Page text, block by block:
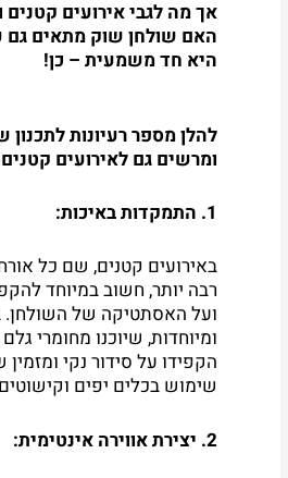
אך מה לגבי אירועים קטנים
האם שולחן שוק מתאים גם
היא חד משמעית – כן!
להלן מספר רעיונות
ומרשים גם לאירועים
1. התמקדות באיכות:
באירועים קטנים, שם כל
רבה יותר, חשוב במיוחד
ועל האסתטיקה של השולחן.
ומיוחדות, שיוכנו מחומרי
הקפידו על סידור נקי
שימוש בכלים יפים
2. יצירת אווירה אינטימית: